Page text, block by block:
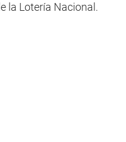
la Lotería Nacional.